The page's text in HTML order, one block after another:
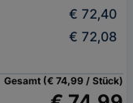
€ 72,40
€ 72,08
Gesamt (€ 74,99 / Stück)